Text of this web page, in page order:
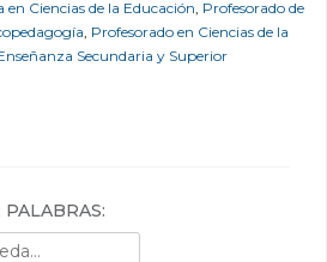
en Ciencias de la Educación, Profesorado de
, Profesorado en Ciencias de la
Secundaria y Superior